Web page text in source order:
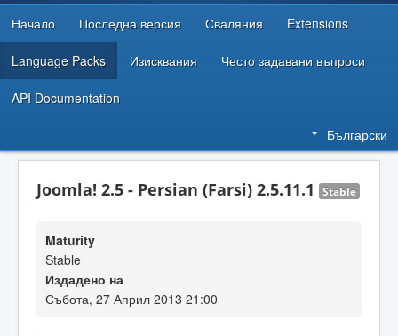
РЕСУРСИ ЗА РАЗРАБОТКА
Начало Последна версия Сваляния Extensions
Language Packs Изисквания Често задавани въпроси
API Documentation
Български
Joomla! 2.5 - Persian (Farsi) 2.5.11.1 Stable
Maturity
Stable
Издадено на
Събота, 27 Април 2013 21:00